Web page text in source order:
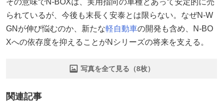
られているが、今後も末長く安泰とは限らない。なぜN-W
GNが伸び悩むのか、新たな軽自動車の開発も含め、N-BO
Xへの依存度を抑えることがNシリーズの将来を支える。
写真を全て見る（8枚）
関連記事